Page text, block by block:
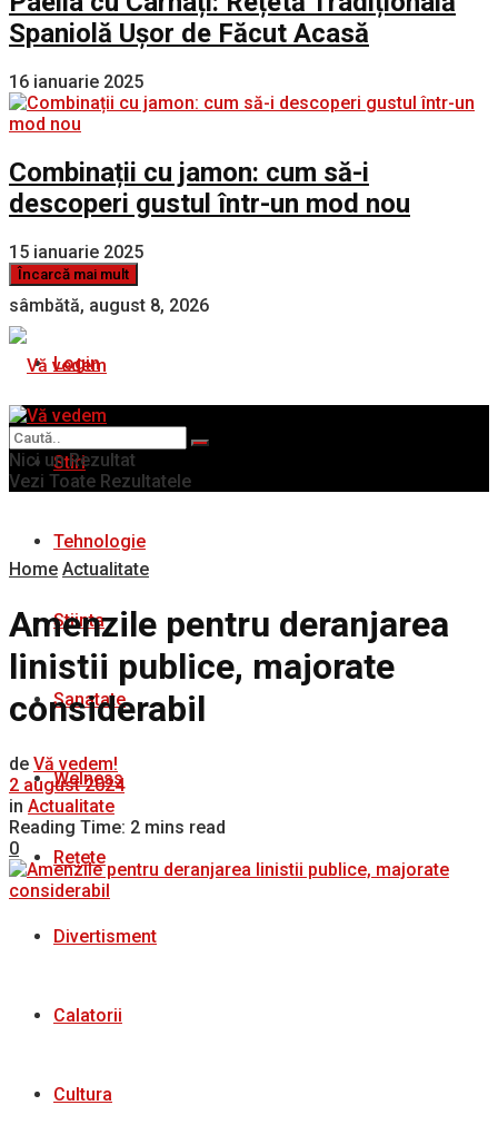
Spaniolă Ușor de Făcut Acasă
16 ianuarie 2025
Combinații cu jamon: cum să-i
descoperi gustul într-un mod nou
15 ianuarie 2025
Încarcă mai mult
sâmbătă, august 8, 2026
Login
Stiri
Tehnologie
Stiinta
Sanatate
Welness
Rețete
Divertisment
Calatorii
Cultura
Nici un Rezultat
Vezi Toate Rezultatele
Home Actualitate
Amenzile pentru deranjarea
linistii publice, majorate
considerabil
de Vă vedem!
2 august 2024
in Actualitate
Reading Time: 2 mins read
0